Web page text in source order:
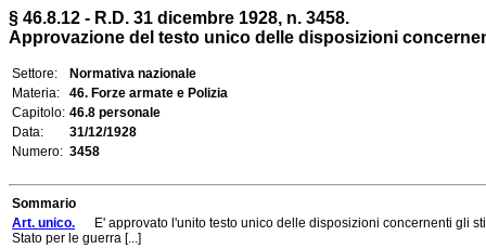
§ 46.8.12 - R.D. 31 dicembre 1928, n. 3458.
Approvazione del testo unico delle disposizioni
Settore:
Normativa nazionale
Materia:
46. Forze armate e Polizia
Capitolo: 46.8 personale
Data:
31/12/1928
Numero: 3458
Sommario
Art. unico. E' approvato l'unito testo unico delle disposizioni concernenti gli
Stato per le guerra [...]